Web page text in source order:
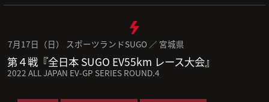
7月17日（日） スポーツランドSUGO ／ 宮城県
第４戦『全日本 SUGO EV55km レース大会』
2022 ALL JAPAN EV-GP SERIES ROUND.4